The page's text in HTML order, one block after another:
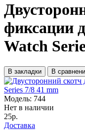
фиксации
Watch
В закладки В
Модель: 744
Нет в наличии
25р.
Доставка